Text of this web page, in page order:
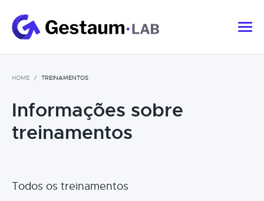
HOME TREINAMENTOS
Informações sobre
treinamentos
Todos os treinamentos